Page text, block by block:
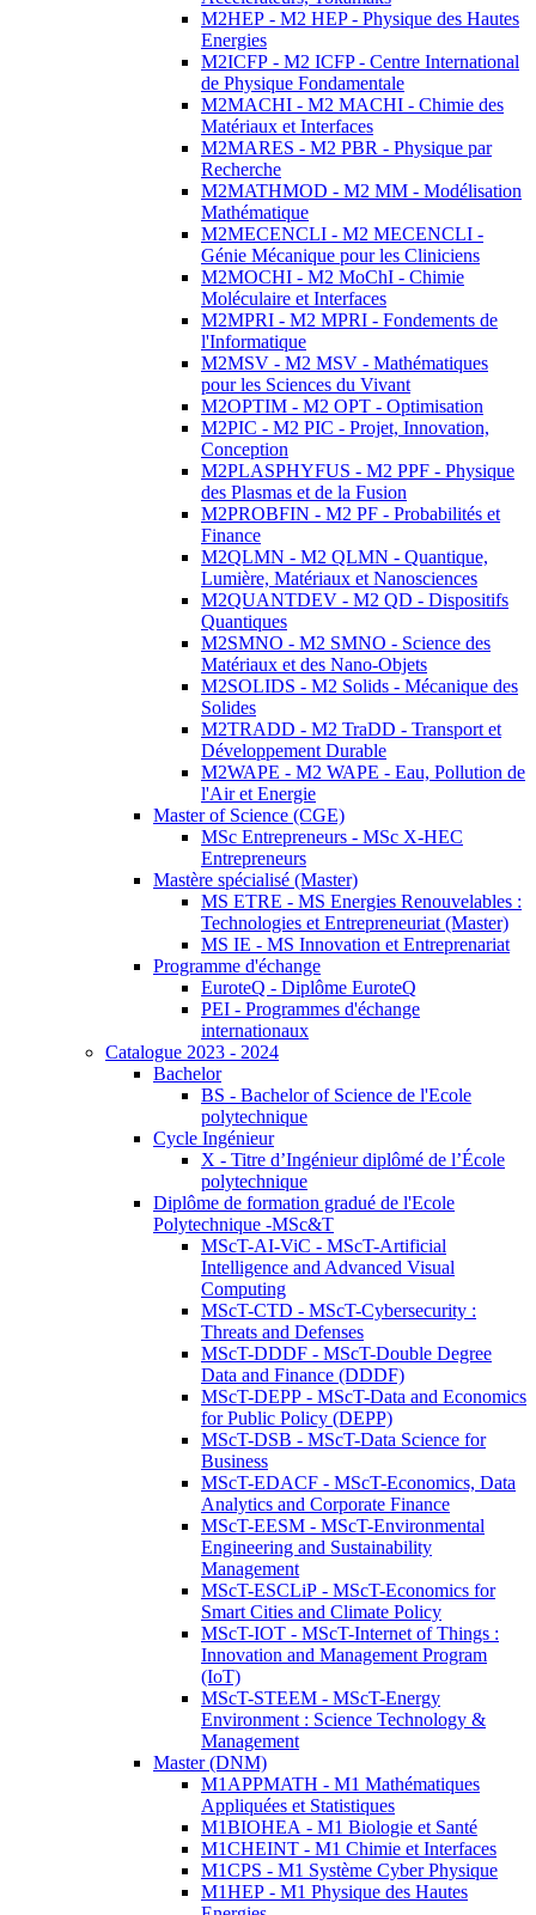
M2HEP - M2 HEP - Physique des Hautes
Energies
M2ICFP - M2 ICFP - Centre International
de Physique Fondamentale
M2MACHI - M2 MACHI - Chimie des
Matériaux et Interfaces
M2MARES - M2 PBR - Physique par
Recherche
M2MATHMOD - M2 MM - Modélisation
Mathématique
M2MECENCLI - M2 MECENCLI -
Génie Mécanique pour les Cliniciens
M2MOCHI - M2 MoChI - Chimie
Moléculaire et Interfaces
M2MPRI - M2 MPRI - Fondements de
l'Informatique
M2MSV - M2 MSV - Mathématiques
pour les Sciences du Vivant
M2OPTIM - M2 OPT - Optimisation
M2PIC - M2 PIC - Projet, Innovation,
Conception
M2PLASPHYFUS - M2 PPF - Physique
des Plasmas et de la Fusion
M2PROBFIN - M2 PF - Probabilités et
Finance
M2QLMN - M2 QLMN - Quantique,
Lumière, Matériaux et Nanosciences
M2QUANTDEV - M2 QD - Dispositifs
Quantiques
M2SMNO - M2 SMNO - Science des
Matériaux et des Nano-Objets
M2SOLIDS - M2 Solids - Mécanique des
Solides
M2TRADD - M2 TraDD - Transport et
Développement Durable
M2WAPE - M2 WAPE - Eau, Pollution de
l'Air et Energie
Master of Science (CGE)
MSc Entrepreneurs - MSc X-HEC
Entrepreneurs
Mastère spécialisé (Master)
MS ETRE - MS Energies Renouvelables :
Technologies et Entrepreneuriat (Master)
MS IE - MS Innovation et Entreprenariat
Programme d'échange
EuroteQ - Diplôme EuroteQ
PEI - Programmes d'échange
internationaux
Catalogue 2023 - 2024
Bachelor
BS - Bachelor of Science de l'Ecole
polytechnique
Cycle Ingénieur
X - Titre d’Ingénieur diplômé de l’École
polytechnique
Diplôme de formation gradué de l'Ecole
Polytechnique -MSc&T
MScT-AI-ViC - MScT-Artificial
Intelligence and Advanced Visual
Computing
MScT-CTD - MScT-Cybersecurity :
Threats and Defenses
MScT-DDDF - MScT-Double Degree
Data and Finance (DDDF)
MScT-DEPP - MScT-Data and Economics
for Public Policy (DEPP)
MScT-DSB - MScT-Data Science for
Business
MScT-EDACF - MScT-Economics, Data
Analytics and Corporate Finance
MScT-EESM - MScT-Environmental
Engineering and Sustainability
Management
MScT-ESCLiP - MScT-Economics for
Smart Cities and Climate Policy
MScT-IOT - MScT-Internet of Things :
Innovation and Management Program
(IoT)
MScT-STEEM - MScT-Energy
Environment : Science Technology &
Management
Master (DNM)
M1APPMATH - M1 Mathématiques
Appliquées et Statistiques
M1BIOHEA - M1 Biologie et Santé
M1CHEINT - M1 Chimie et Interfaces
M1CPS - M1 Système Cyber Physique
M1HEP - M1 Physique des Hautes